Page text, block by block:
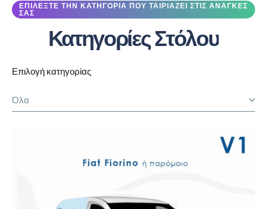
ΕΠΙΛΕΞΤΕ ΤΗΝ ΚΑΤΗΓΟΡΙΑ ΠΟΥ ΤΑΙΡΙΑΖΕΙ ΣΤΙΣ ΑΝΑΓΚΕΣ
ΣΑΣ
Κατηγορίες Στόλου
Επιλογή κατηγορίας
Όλα